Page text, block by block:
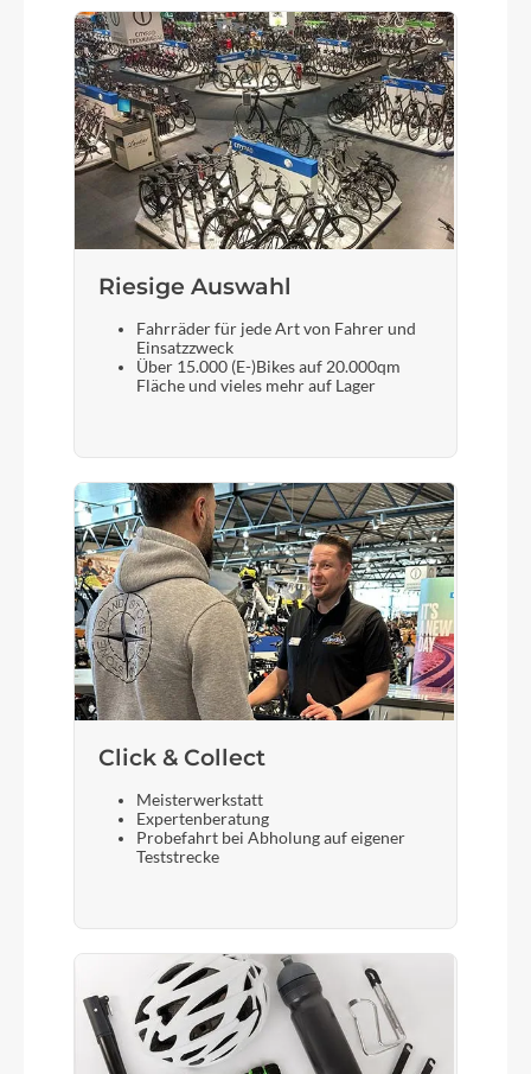
Lenker
KTM Line rizer20 640mm
Farbe
elderberry matt
Motor
Bosch Performance Line (Smart System) 25/75
Kette
Rücklicht
B&M Toplight 2C LED
Vorderrad Nabe
DT Champion 2.0 black
Gewicht
ca. 26,2 kg
Scheinwerfer
Akku
Bosch PowerTube Horizontal 500
Laufradgröße
Riesige Auswahl
Fahrräder für jede Art von Fahrer und
Einsatzzweck
Über 15.000 (E-)Bikes auf 20.000qm
Fläche und vieles mehr auf Lager
Click & Collect
Meisterwerkstatt
Expertenberatung
Probefahrt bei Abholung auf eigener
Teststrecke